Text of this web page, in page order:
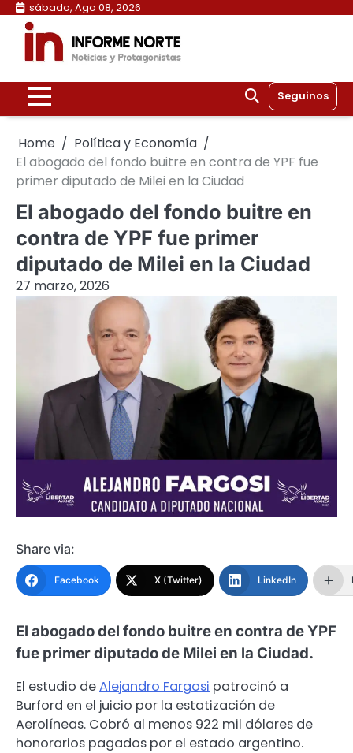
Skip
content
sábado, Ago 08, 2026
Seguinos
Home
Política y Economía
El abogado del fondo buitre en contra de YPF fue
primer diputado de Milei en la Ciudad
El abogado del fondo buitre en
contra de YPF fue primer
diputado de Milei en la Ciudad
27 marzo, 2026
Share via:
Facebook X (Twitter) LinkedIn
El abogado del fondo buitre en contra de YPF
fue primer diputado de Milei en la Ciudad.
El estudio deAlejandro Fargosi patrocinó a
Burford en el juicio por la estatización de
Aerolíneas. Cobró al menos 922 mil dólares de
honorarios pagados por el estado argentino.